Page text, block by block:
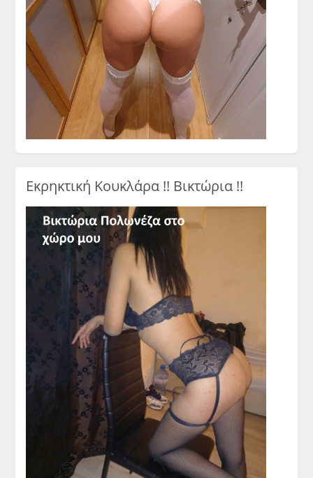
Εκρηκτική Κουκλάρα !! Βικτώρια !!